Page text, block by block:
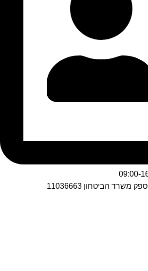
ספק משרד הביטחון 11036663